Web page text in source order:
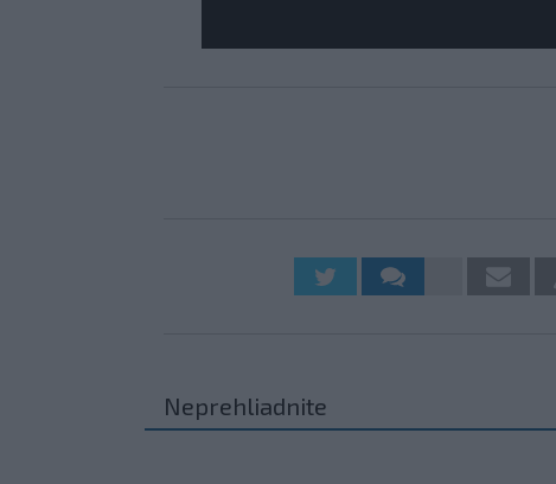
Neprehliadnite